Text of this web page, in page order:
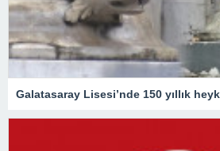
Galatasaray Lisesi’nde 150 yıllık